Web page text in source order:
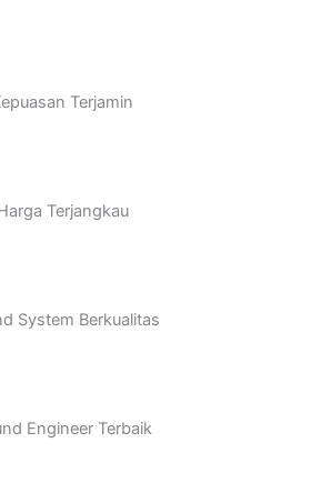
Terjamin
Terjangkau
System Berkualitas
Engineer Terbaik